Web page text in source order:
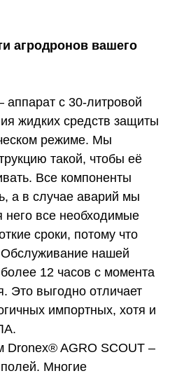
агродронов вашего
с 30-литровой
жидких средств защиты
режиме. Мы
такой, чтобы её
Все компоненты
а в случае аварий мы
него все необходимые
сроки, потому что
нашей
12 часов с момента
Это выгодно отличает
импортных, хотя и
Dronex® AGRO SCOUT –
Многие